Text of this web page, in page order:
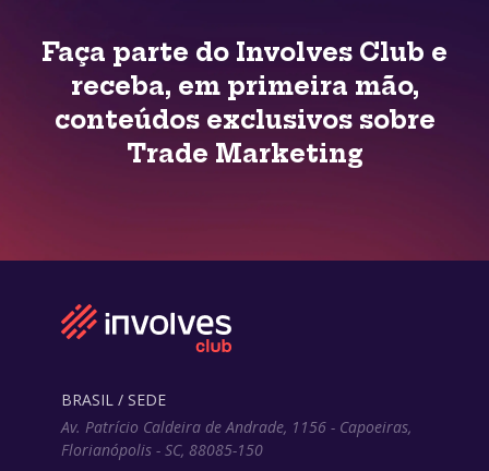
Faça parte do Involves Club e
receba, em primeira mão,
conteúdos exclusivos sobre
Trade Marketing
BRASIL / SEDE
Av. Patrício Caldeira de Andrade, 1156 - Capoeiras,
Florianópolis - SC, 88085-150